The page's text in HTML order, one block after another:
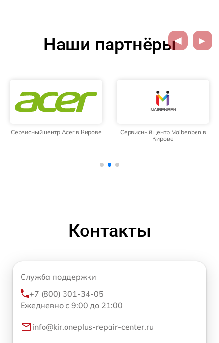
Наши партнёры
Сервисный центр Acer в Кирове
Сервисный центр Maibenben в
Кирове
Контакты
Служба поддержки
+7 (800) 301-34-05
Ежедневно с 9:00 до 21:00
info@kir.oneplus-repair-center.ru